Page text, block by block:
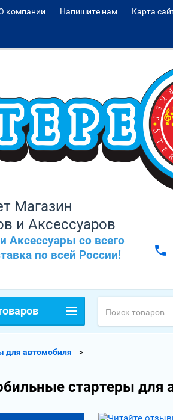
компании Напишите нам Карта
Магазин
и Аксессуаров
Аксессуары со всего
по всей России!
для автомобиля
стартеры для